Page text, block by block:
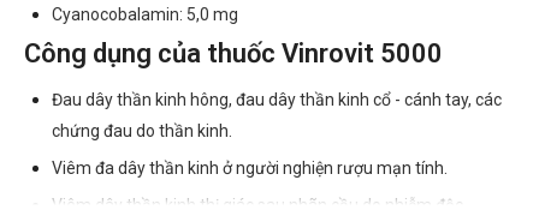
Cyanocobalamin: 5,0 mg
Công dụng của thuốc Vinrovit 5000
Đau dây thần kinh hông, đau dây thần kinh cổ - cánh tay, các
chứng đau do thần kinh.
Viêm đa dây thần kinh ở người nghiện rượu mạn tính.
Viêm dây thần kinh thị giác sau nhãn cầu do nhiễm độc.